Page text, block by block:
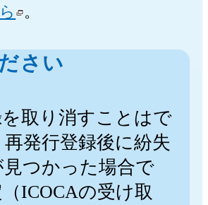
。
さい
取り消すことはで
発行登録後に紛失
見つかった場合で
ICOCAの受け取